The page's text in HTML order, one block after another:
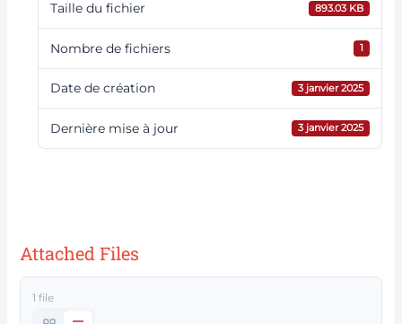
Taille du fichier 893.03 KB
Nombre de fichiers 1
Date de création 3 janvier 2025
Dernière mise à jour 3 janvier 2025
Attached Files
1 file